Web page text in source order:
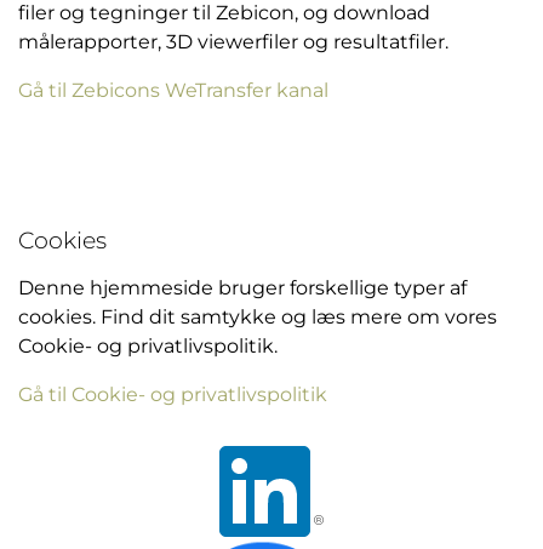
filer og tegninger til Zebicon, og download
målerapporter, 3D viewerfiler og resultatfiler.
Gå til Zebicons WeTransfer kanal
Cookies
Denne hjemmeside bruger forskellige typer af
cookies. Find dit samtykke og læs mere om vores
Cookie- og privatlivspolitik.
Gå til Cookie- og privatlivspolitik